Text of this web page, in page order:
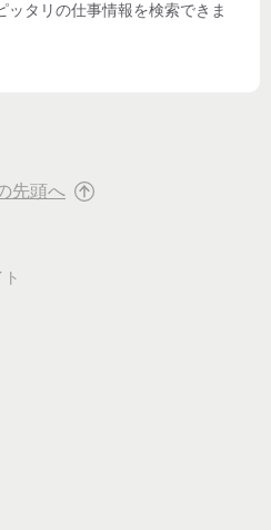
タリの仕事情報を検索できま
先頭へ